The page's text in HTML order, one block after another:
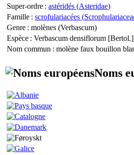
Super-ordre : astéridés (Asteridae)
Famille : scrofulariacées (
Genre : molènes (Verbascum)
Espèce : Verbascum densiflorum
Nom commun : molène faux bouillon
Noms